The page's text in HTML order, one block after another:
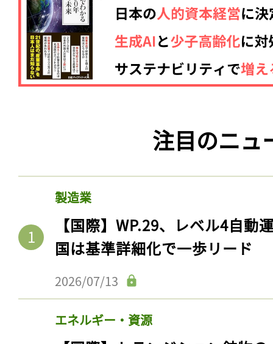
注目のニュ
製造業
【国際】WP.29、レベル4自動
国は基準詳細化で一歩リード
2026/07/13
エネルギー・資源